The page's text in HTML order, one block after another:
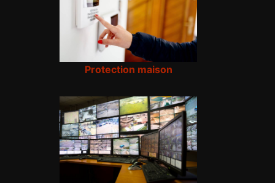
Protection maison